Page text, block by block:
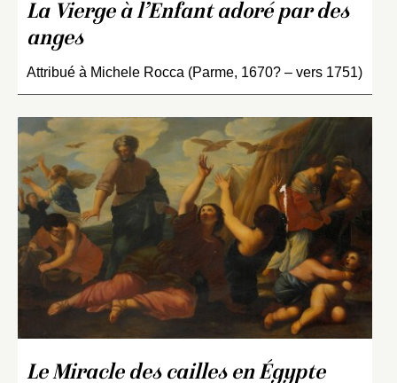
La Vierge à l’Enfant adoré par des
anges
Attribué à Michele Rocca (Parme, 1670? – vers 1751)
Le Miracle des cailles en Égypte